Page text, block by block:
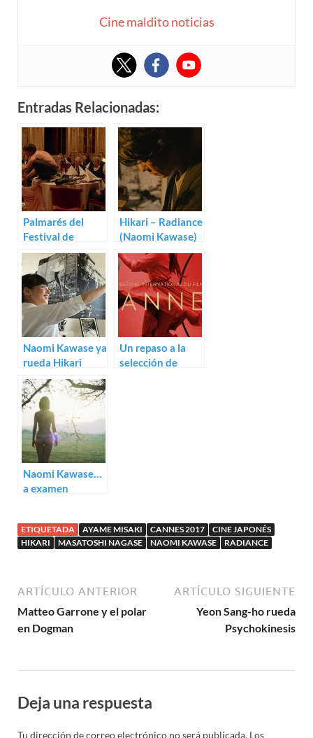
Cine maldito noticias
Entradas Relacionadas:
Palmarés del
Festival de
Cannes 2017
Hikari – Radiance
(Naomi Kawase)
Naomi Kawase ya
rueda Hikari
Un repaso a la
selección de
Naomi Kawase…
a examen
ETIQUETADA AYAME MISAKI CANNES 2017
CINE JAPONÉS
HIKARI
MASATOSHI NAGASE NAOMI KAWASE RADIANCE
ARTÍCULO ANTERIOR
Matteo Garrone y el polar
en Dogman
ARTÍCULO SIGUIENTE
Yeon Sang-ho rueda
Psychokinesis
Deja una respuesta
Tu dirección de correo electrónico no será publicada. Los